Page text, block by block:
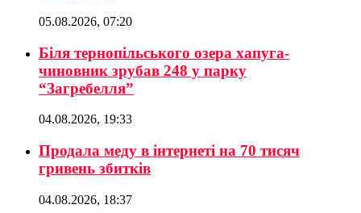
05.08.2026, 07:20
Біля тернопільського озера хапуга-
чиновник зрубав 248 у парку
“Загребелля”
04.08.2026, 19:33
Продала меду в інтернеті на 70 тисяч
гривень збитків
04.08.2026, 18:37